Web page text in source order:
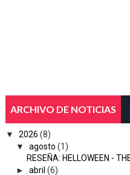
ARCHIVO DE NOTICIAS
▼ 2026 (8)
▼
agosto (1)
RESEÑA: HELLOWEEN -
► abril (6)